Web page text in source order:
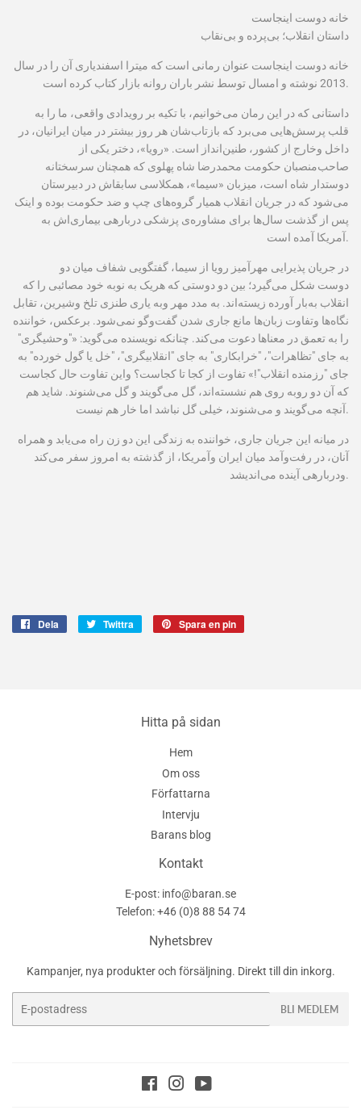
خانه دوست اینجاست
داستان انقلاب؛ بی‌پرده و بی‌نقاب
خانه دوست اینجاست عنوان رمانی است که میترا اسفندیاری آن را در سال
2013 نوشته و امسال توسط نشر باران روانه بازار کتاب کرده است.
داستانی که در اين رمان می‌خوانيم، با تکيه بر ر ويدادی واقعی، ما را به
قلب پرسش‌هایی می‌برد که بازتاب‌شان هر روز بيشتر در ميان ايرانیان، در
داخل وخارج از کشور، طنين‌انداز است. «رويا»، دختر يکی از
صاحب‌منصبان حکومت محمدرضا شاه پهلوی که همچنان سرسختانه
دوستدار شاه است، ميزبان «سيما»، همکلاسی سابقاش در دبيرستان
می‌شود که در جريان انقلاب هميار گروه‌های چپ و ضد حکومت بوده و اينک
پس از گذشت سال‌ها برای مشاوره‌ی پزشکی در بارهی بيماری‌اش به
آمريکا آمده است.
در جريان پذيرایی مهرآميز رويا از سيما، گفتگویی شفاف ميان دو
دوست شکل می‌گیرد؛ بین دو دوستی که هريک به نوبه خود مصائبی را که
انقلاب به‌بار آورده زيسته‌اند . به مدد مهر وبه ياری طنزی تلخ وشيرين، تقابل
نگاه‌ها وتفاوت زبان‌ها مانع جاری شدن گفت‌وگو نمی‌شود. برعکس، خواننده
را به تعمق در معناها دعوت می‌کند. چنانکه نويسنده می‌گويد:
«"وحشیگری"
به جای "تظاهرات"، "خرابکاری" به جای "انقلابيگری"، "خل یا گول خورده" به
جای "رزمنده انقلاب"!» تفاوت از کجا تا کجاست؟ واین تفاوت حال کجاست
که آن دو روبه روی هم نشسته‌اند، گل می‌گویند و گل می‌شنوند. شاید هم
آنچه می‌گویند و می‌شنوند، خیلی گل نباشد اما خار هم نیست.
در ميانه اين جريان جاری، خواننده به زندگی اين دو زن راه می‌يابد و همراه
آنان، در رفت‌وآمد ميان ايران وآمريکا، از گذشته به امروز سفر می‌کند
ودر بارهی آينده می‌ انديشد.
Dela
Dela
Twittra
Twittra
Spara en pin
Hitta på sidan
Hem
Om oss
Författarna
Intervju
Barans blog
Kontakt
E-post: info@baran.se
Telefon: +46 (0)8 88 54 74
Nyhetsbrev
Kampanjer, nya produkter och försäljning. Direkt till din inkorg.
post
BLI MEDLEM
FacebookInstagram